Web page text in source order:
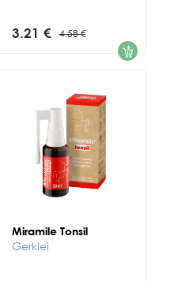
3.21 € 4.58 € 1
Miramile Tonsil
Gerklei